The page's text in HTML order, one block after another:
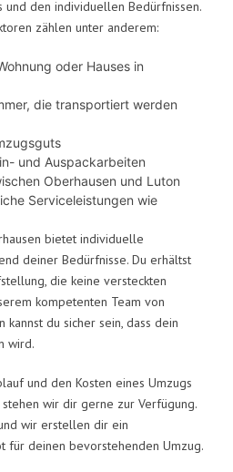
und den individuellen Bedürfnissen.
zählen unter anderem:
oder Hauses in
die transportiert werden
und Auspackarbeiten
Oberhausen und Luton
Serviceleistungen wie
bietet individuelle
deiner Bedürfnisse. Du erhältst
die keine versteckten
kompetenten Team von
du sicher sein, dass dein
wird.
und den Kosten eines Umzugs
wir dir gerne zur Verfügung.
wir erstellen dir ein
für deinen bevorstehenden Umzug.